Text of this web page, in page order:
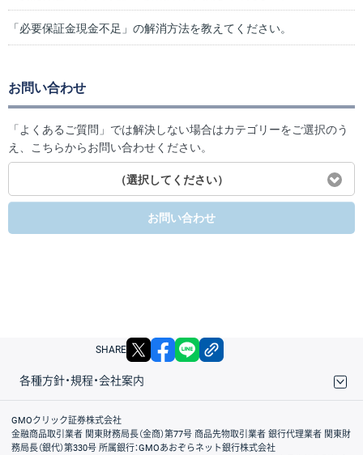
「必要保証金現金不足」の解消方法を教えてください。
お問い合わせ
「よくあるご質問」では解決しない場合はカテゴリーをご選択のう
え、こちらからお問い合わせください。
（選択してください）
お問い合わせ
SHARE X facebook
各種方針・規程・会社案内
取引規程・約款
サイトマップ
その他のご案内
個人情報保護方針
最良執行方針
サイトのご利用について
ディスクレイマー
信託保全
リスク説明
会社案内
GMOクリック証券株式会社
金融商品取引業者 関東財務局長（金商）第77号 商品先物取引業者 銀行代理業者 関東財
務局長（銀代）第330号 所属銀行：GMOあおぞらネット銀行株式会社